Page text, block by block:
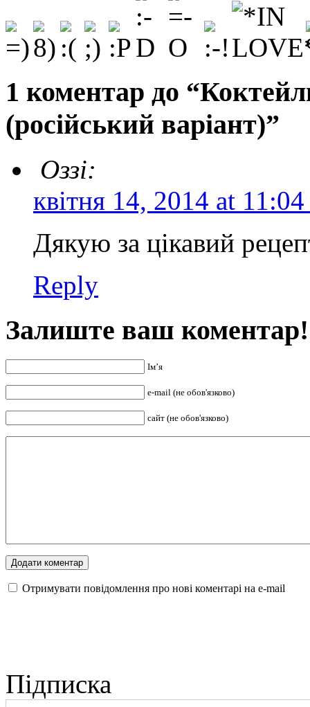
1 коментар до
(російський варіант)”
Оззі:
квітня 14, 2014 at
Дякую за цікавий
Reply
Залиште ваш коментар!
Ім’я
e-mail (не обов'язково)
сайт (не обов'язково)
Отримувати повідомлення про нові коментарі на е-mail
Підписка